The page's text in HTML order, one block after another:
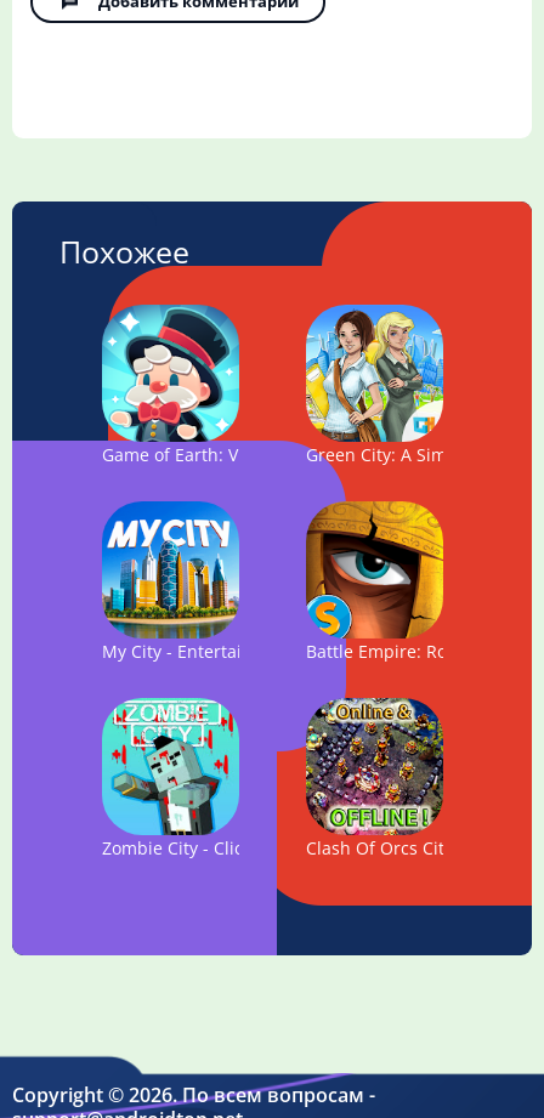
Похожее
Game of Earth: Virtual City ManagerGreen City: A Sim Builder
My City - Entertainment TycoonBattle Empire: Rome War
Zombie City - Clicker TycoonClash Of Orcs City Building
Copyright © 2026. По всем вопросам -